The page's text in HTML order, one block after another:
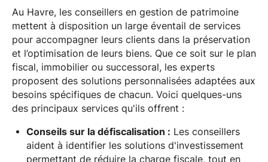
Au Havre, les conseillers en gestion de patrimoine
mettent à disposition un large éventail de services
pour accompagner leurs clients dans la préservation
et l’optimisation de leurs biens. Que ce soit sur le plan
fiscal, immobilier ou successoral, les experts
proposent des solutions personnalisées adaptées aux
besoins spécifiques de chacun. Voici quelques-uns
des principaux services qu'ils offrent :
Conseils sur la défiscalisation : Les conseillers
aident à identifier les solutions d'investissement
permettant de réduire la charge fiscale, tout en